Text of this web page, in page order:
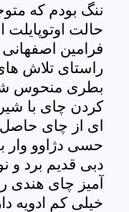
ننگ بودم که
حالت
فرامین
راستای تلاش
بطری منحوس
کردن چای با
ای از چای
حسی دژاوو وار
دبی قدیم برد و
آمیز چای هندی
خیلی کم ادویه